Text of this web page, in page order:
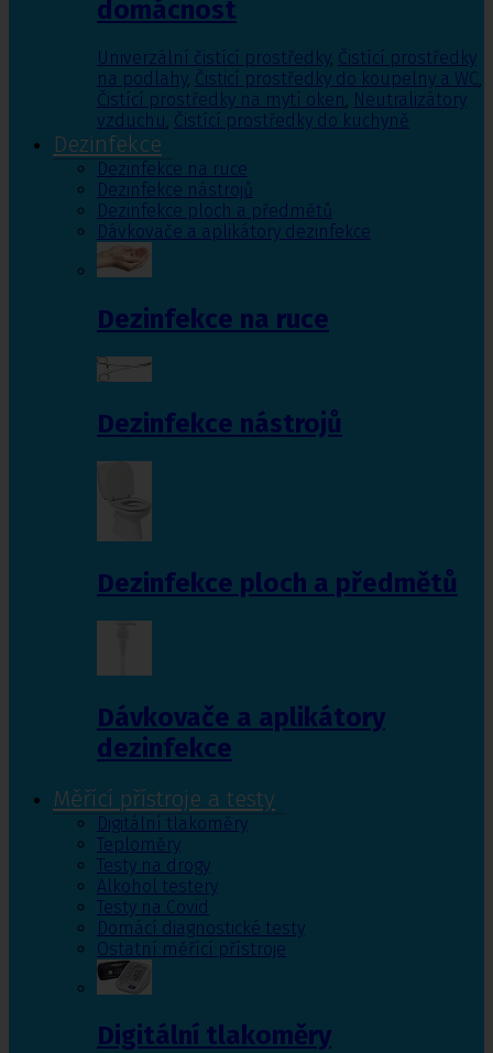
domácnost
Univerzální čistící prostředky, Čistící prostředky
na podlahy, Čisticí prostředky do koupelny a WC,
Čistící prostředky na mytí oken, Neutralizátory
vzduchu, Čistící prostředky do kuchyně
Dezinfekce
Dezinfekce na ruce
Dezinfekce nástrojů
Dezinfekce ploch a předmětů
Dávkovače a aplikátory dezinfekce
Dezinfekce na ruce
Dezinfekce nástrojů
Dezinfekce ploch a předmětů
Dávkovače a aplikátory
dezinfekce
Měřící přístroje a testy
Digitální tlakoměry
Teploměry
Testy na drogy
Alkohol testery
Testy na Covid
Domácí diagnostické testy
Ostatní měřící přístroje
Digitální tlakoměry